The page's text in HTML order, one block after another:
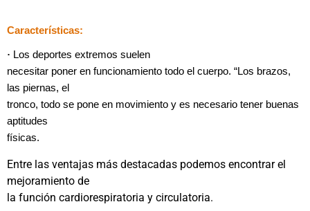
Características:
· Los deportes extremos suelen
necesitar poner en funcionamiento todo el cuerpo. “Los brazos,
las piernas, el
tronco, todo se pone en movimiento y es necesario tener buenas
aptitudes
físicas.
Entre las ventajas más destacadas podemos encontrar el
mejoramiento de
la función cardiorespiratoria y circulatoria.